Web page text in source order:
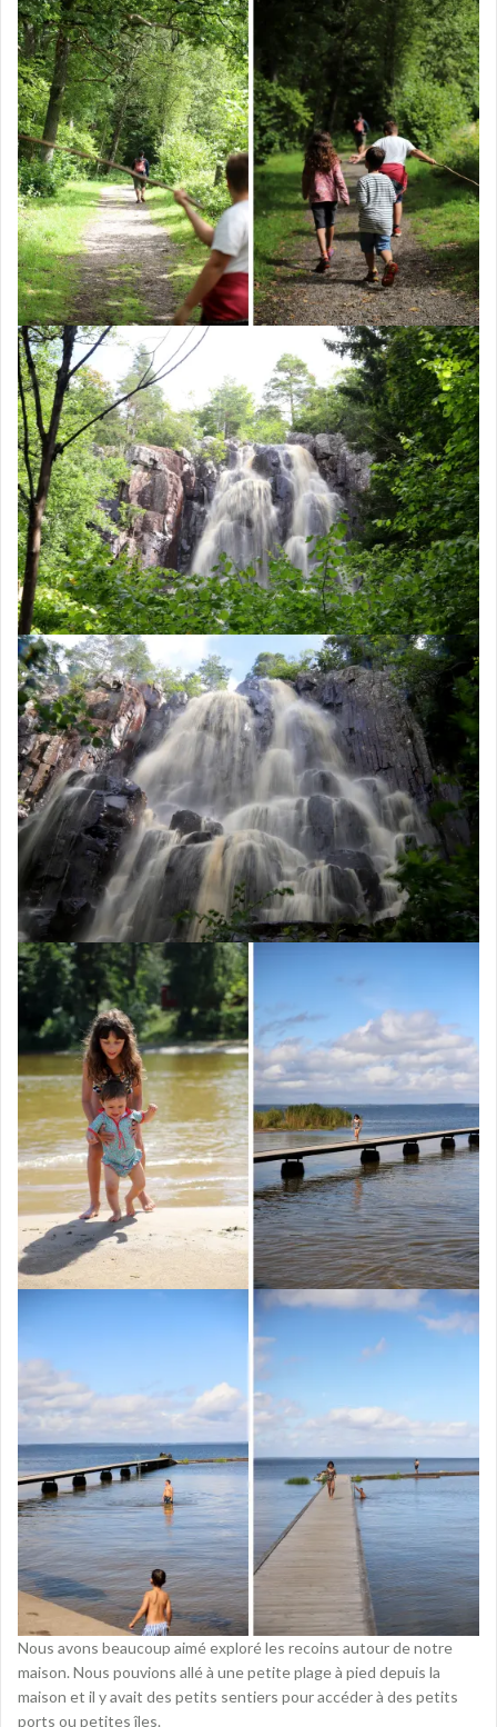
Nous avons beaucoup aimé exploré les recoins autour de notre
maison. Nous pouvions allé à une petite plage à pied depuis la
maison et il y avait des petits sentiers pour accéder à des petits
ports ou petites îles.